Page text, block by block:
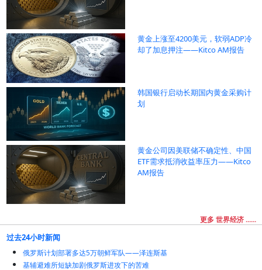
黄金上涨至4200美元，软弱ADP冷
却了加息押注——Kitco AM报告
韩国银行启动长期国内黄金采购计
划
黄金公司因美联储不确定性、中国
ETF需求抵消收益率压力——Kitco
AM报告
更多 世界经济 ......
过去24小时新闻
俄罗斯计划部署多达5万朝鲜军队——泽连斯基
基辅避难所短缺加剧俄罗斯进攻下的苦难